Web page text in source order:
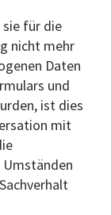
sie für die
nicht mehr
Daten
und
ist dies
mit
Umständen